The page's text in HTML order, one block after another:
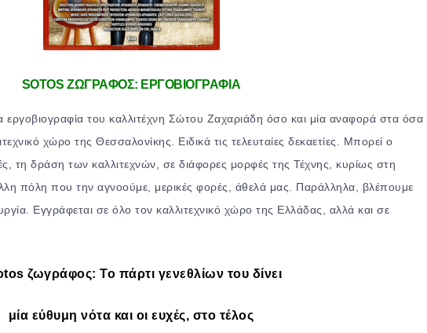
SOTOS ΖΩΓΡΑΦΟΣ: ΕΡΓΟΒΙΟΓΡΑΦΙΑ
εργοβιογραφία του καλλιτέχνη Σώτου Ζαχαριάδη όσο και μία αναφορά στα όσα
χώρο της Θεσσαλονίκης. Ειδικά τις τελευταίες δεκαετίες. Μπορεί ο
τη δράση των καλλιτεχνών, σε διάφορες μορφές της Τέχνης, κυρίως στη
πόλη που την αγνοούμε, μερικές φορές, άθελά μας. Παράλληλα, βλέπουμε
Εγγράφεται σε όλο τον καλλιτεχνικό χώρο της Ελλάδας, αλλά και σε
ζωγράφος: Το πάρτι γενεθλίων του δίνει
μία εύθυμη νότα και οι ευχές, στο τέλος